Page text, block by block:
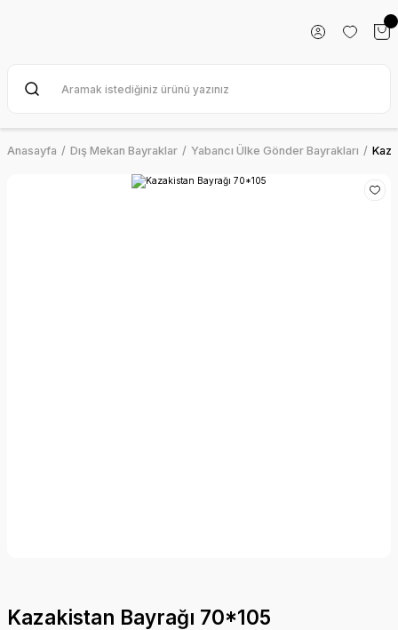
Anasayfa Dış Mekan Bayraklar Yabancı Ülke Gönder Bayrakları
Kazakistan Bayrağı 70*105